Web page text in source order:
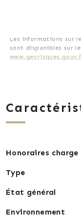
Les informations sur
sont disponibles sur
Honoraires charge
Type
État général
Environnement